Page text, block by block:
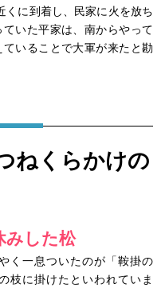
くに到着し、民家に火を放ち
いた平家は、南からやって
いることで大軍が来たと勘
ねくらかけの
みした松
く一息ついたのが「鞍掛の
枝に掛けたといわれていま